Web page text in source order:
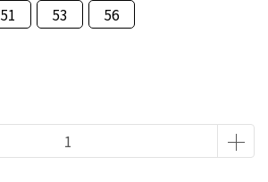
51 53
56